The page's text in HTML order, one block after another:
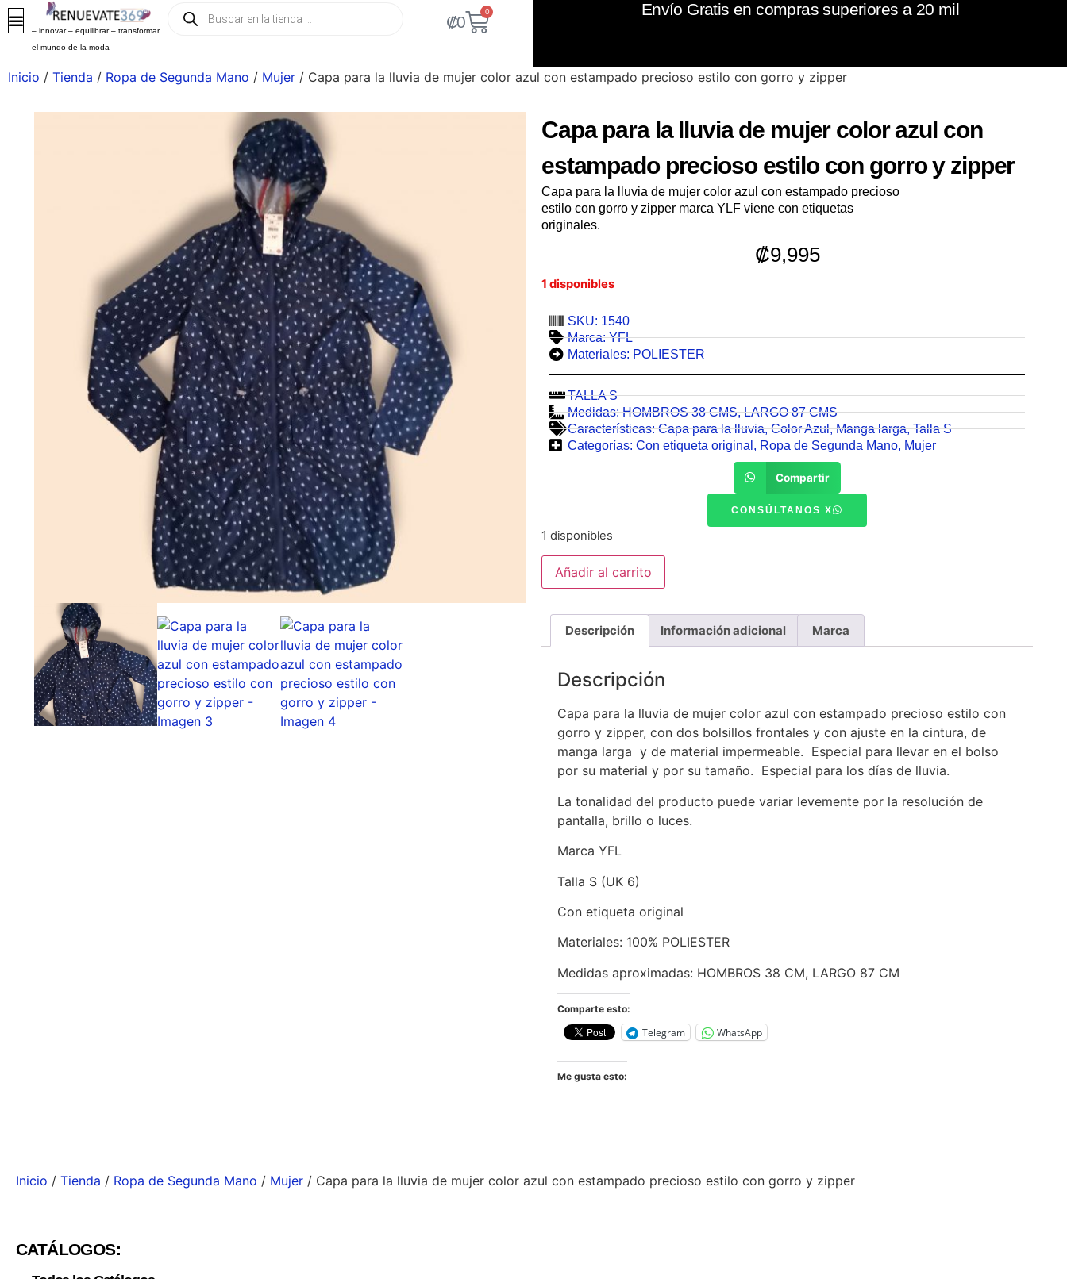
– innovar – equilibrar – transformar
el mundo de la moda
₡0
0 Envío Gratis en compras superiores a 20 mil
Inicio / Tienda / Ropa de Segunda Mano / Mujer / Capa para la lluvia de mujer color azul con estampado precioso estilo con gorro y zipper
Capa para la lluvia de mujer color azul con
estampado precioso estilo con gorro y zipper
Capa para la lluvia de mujer color azul con estampado precioso
estilo con gorro y zipper marca YLF viene con etiquetas
originales.
₡9,995
1 disponibles
SKU: 1540
Marca:YFL
Materiales: POLIESTER
TALLA S
Medidas:HOMBROS 38 CMS,LARGO 87 CMS
Características:Capa para la lluvia,Color Azul,Manga larga,Talla S
Categorías: Con etiqueta original , Ropa de Segunda Mano, Mujer
Compartir
CONSÚLTANOS X
1 disponibles
Añadir al carrito
Descripción Información adicional Marca
Descripción
Capa para la lluvia de mujer color azul con estampado precioso estilo con
gorro y zipper, con dos bolsillos frontales y con ajuste en la cintura, de
manga larga y de material impermeable. Especial para llevar en el bolso
por su material y por su tamaño. Especial para los días de lluvia.
La tonalidad del producto puede variar levemente por la resolución de
pantalla, brillo o luces.
Marca YFL
Talla S (UK 6)
Con etiqueta original
Materiales: 100% POLIESTER
Medidas aproximadas: HOMBROS 38 CM, LARGO 87 CM
Comparte esto:
Telegram WhatsApp
Me gusta esto:
Inicio / Tienda / Ropa de Segunda Mano / Mujer / Capa para la lluvia de mujer color azul con estampado precioso estilo con gorro y zipper
CATÁLOGOS: